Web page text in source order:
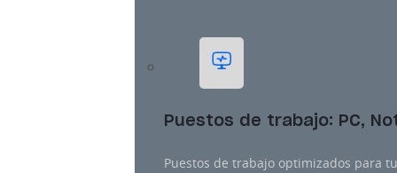
Puestos de trabajo: PC,
Puestos de trabajo optimizados para